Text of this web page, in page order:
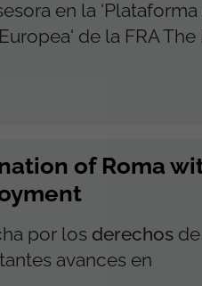
en la
de la FRA The
of Roma
por los derechos
avances en